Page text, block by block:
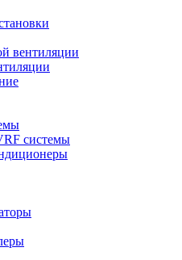
вентиляции
системы